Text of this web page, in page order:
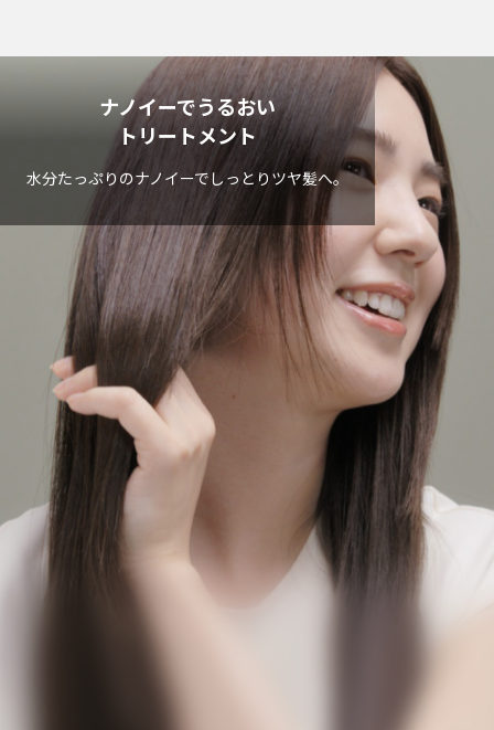
ナノイーでうるおい
トリートメント
水分たっぷりのナノイーでしっとりツヤ髪へ。